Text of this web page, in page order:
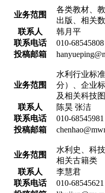
业务范围
各类教材、
出版、相关
联系人
韩月平
联系电话
010-68545808
投稿邮箱
业务范围
水利行业标
分）、企业
及相关科技
联系人
陈昊 张洁
联系电话
010-
投稿邮箱
业务范围
水利史、科
相关古籍类
联系人
李慧君
联系电话
010-68545621